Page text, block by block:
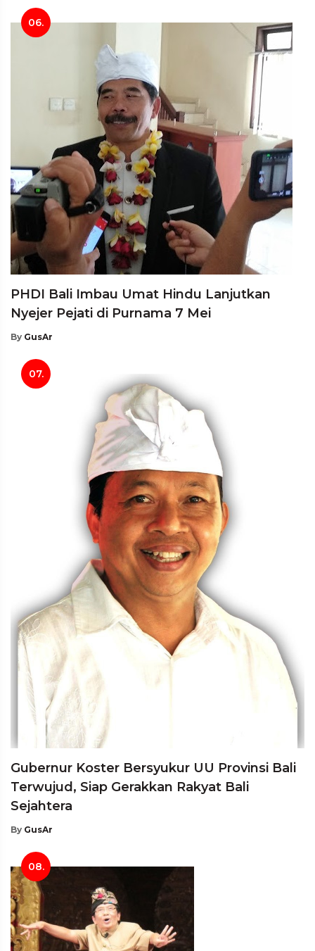
06.
PHDI Bali Imbau Umat Hindu Lanjutkan
Nyejer Pejati di Purnama 7 Mei
By GusAr
07.
Gubernur Koster Bersyukur UU Provinsi Bali
Terwujud, Siap Gerakkan Rakyat Bali
Sejahtera
By GusAr
08.